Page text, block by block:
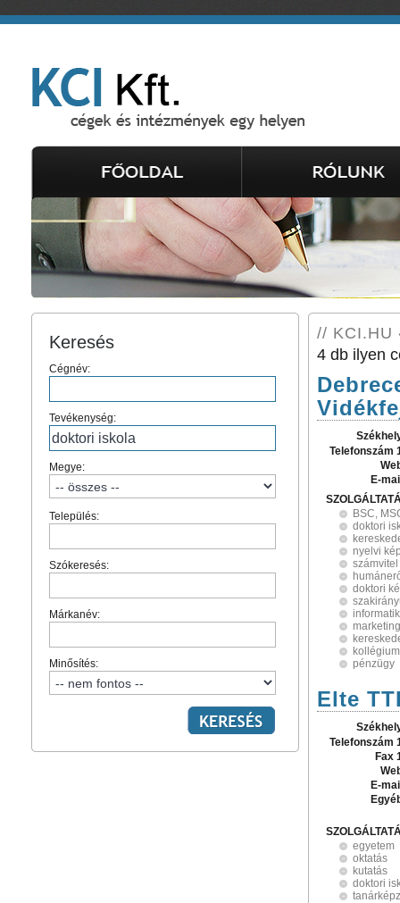
Keresés
Cégnév:
Tevékenység:
Megye:
Település:
Szókeresés:
Márkanév:
Minősítés:
// KCI.HU
4 db ilyen
Telefonszám
E-
BSC,
doktori
nyelvi
számvitel
doktori
marketing
kollégium
pénzügy
Elte
Telefonszám
Fax
E-
egyetem
oktatás
kutatás
doktori